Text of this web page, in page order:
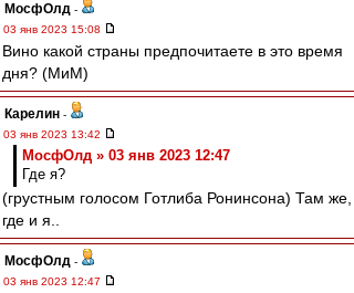
МосфОлд -
03 янв 2023 15:08
Вино какой страны предпочитаете в это время
дня? (МиМ)
Карелин -
03 янв 2023 13:42
МосфОлд » 03 янв 2023 12:47
Где я?
(грустным голосом Готлиба Ронинсона) Там же,
где и я..
МосфОлд -
03 янв 2023 12:47